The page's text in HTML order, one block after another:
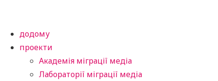
додому
проекти
Академія міграції медіа
Лабораторії міграції медіа